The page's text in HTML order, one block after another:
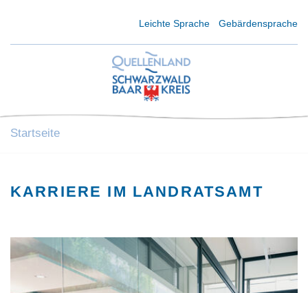
Leichte Sprache Gebärdensprache
Startseite
KARRIERE IM LANDRATSAMT